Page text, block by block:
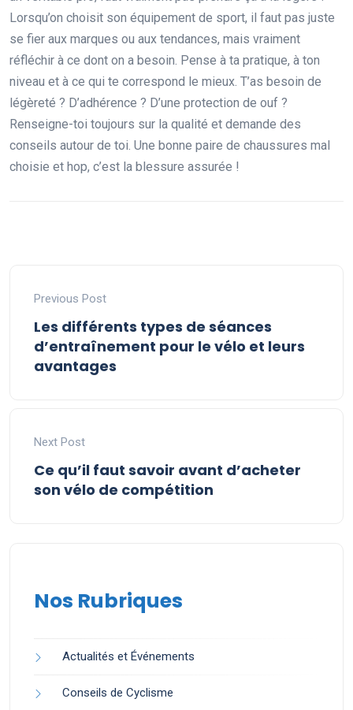
Lorsqu’on choisit son équipement de sport, il faut pas juste
se fier aux marques ou aux tendances, mais vraiment
réfléchir à ce dont on a besoin. Pense à ta pratique, à ton
niveau et à ce qui te correspond le mieux. T’as besoin de
légèreté ? D’adhérence ? D’une protection de ouf ?
Renseigne-toi toujours sur la qualité et demande des
conseils autour de toi. Une bonne paire de chaussures mal
choisie et hop, c’est la blessure assurée !
Previous Post
Les différents types de séances
d’entraînement pour le vélo et leurs
avantages
Next Post
Ce qu’il faut savoir avant d’acheter
son vélo de compétition
Nos Rubriques
Actualités et Événements
Conseils de Cyclisme